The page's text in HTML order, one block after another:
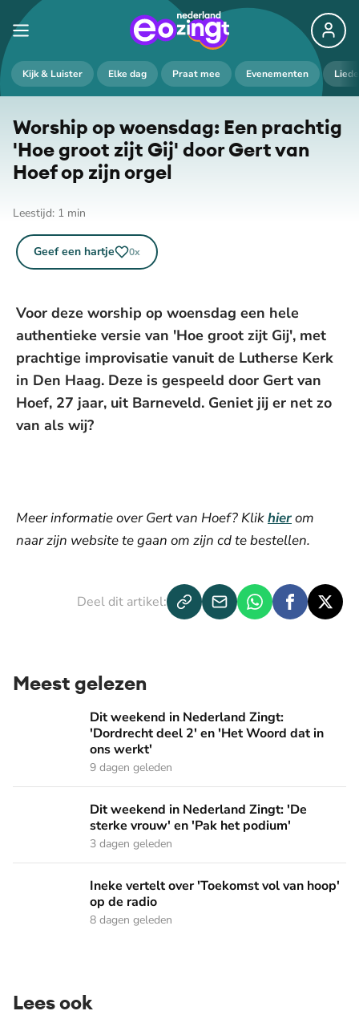
Kijk & Luister Elke dag Praat mee Evenementen
Worship op woensdag: Een prachtig
'Hoe groot zijt Gij' door Gert van
Hoef op zijn orgel
Leestijd: 1 min
Geef een hartje 0x
Voor deze worship op woensdag een hele
authentieke versie van 'Hoe groot zijt Gij', met
prachtige improvisatie vanuit de Lutherse Kerk
in Den Haag. Deze is gespeeld door Gert van
Hoef, 27 jaar, uit Barneveld. Geniet jij er net zo
van als wij?
Meer informatie over Gert van Hoef? Klikhierom
naar zijn website te gaan om zijn cd te bestellen.
Deel dit artikel:
Meest gelezen
Dit weekend in Nederland Zingt: 'Dordrecht deel 2' en
Dit weekend in Nederland Zingt:
'Dordrecht deel 2' en 'Het Woord dat in
ons werkt'
9 dagen geleden
Dit weekend in Nederland Zingt: 'De sterke vrouw' en 'Pak
Dit weekend in Nederland Zingt: 'De
sterke vrouw' en 'Pak het podium'
3 dagen geleden
Ineke vertelt over 'Toekomst vol van hoop' op de radio
Ineke vertelt over 'Toekomst vol van hoop'
op de radio
8 dagen geleden
Lees ook